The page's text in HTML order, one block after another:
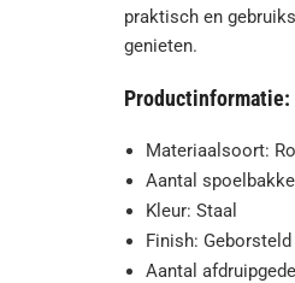
praktisch en
genieten.
Productinformatie:
Materiaalsoort:
Aantal
Kleur: Staal
Finish: Geborsteld
Aantal